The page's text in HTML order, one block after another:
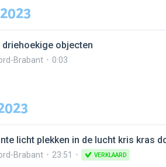
2023
driehoekige objecten
Brabant 0:03
licht plekken in de lucht kris kras
Brabant 23:51 VERKLAARD